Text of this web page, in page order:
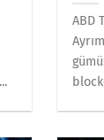
ABD